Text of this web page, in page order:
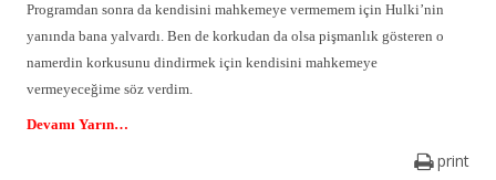
Programdan sonra da kendisini mahkemeye vermemem için Hulki’nin
yanında bana yalvardı. Ben de korkudan da olsa pişmanlık gösteren o
namerdin korkusunu dindirmek için kendisini mahkemeye
vermeyeceğime söz verdim.
Devamı Yarın…
print